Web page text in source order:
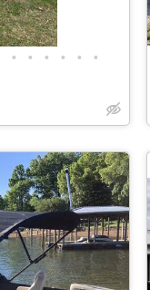
• • • • • •